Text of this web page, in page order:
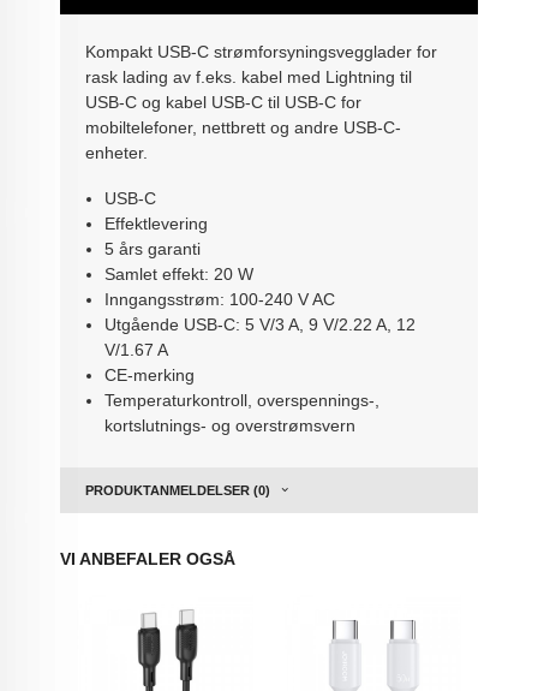
Kompakt USB-C strømforsyningsvegglader for
rask lading av f.eks. kabel med Lightning til
USB-C og kabel USB-C til USB-C for
mobiltelefoner, nettbrett og andre USB-C-
enheter.
USB-C
Effektlevering
5 års garanti
Samlet effekt: 20 W
Inngangsstrøm: 100-240 V AC
Utgående USB-C: 5 V/3 A, 9 V/2.22 A, 12
V/1.67 A
CE-merking
Temperaturkontroll, overspennings-,
kortslutnings- og overstrømsvern
PRODUKTANMELDELSER (0)
VI ANBEFALER OGSÅ